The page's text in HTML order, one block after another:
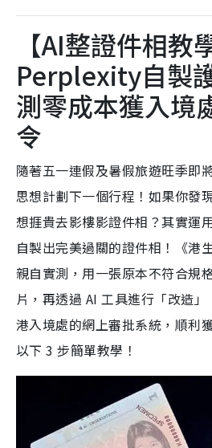
【AI整證件相教
Perplexity自製
測零成本獲入境
令
隨著五一連假及暑假旅遊旺季即
思想計劃下一個行程！如果你發
想捱貴去影樓影證件相？其實運
自製出完美過關的證件相！《港
親自實測，用一張原本不符合規
片，再透過 AI 工具進行「改造
港入境處的網上審批系統，順利
以下 3 步簡單教學！